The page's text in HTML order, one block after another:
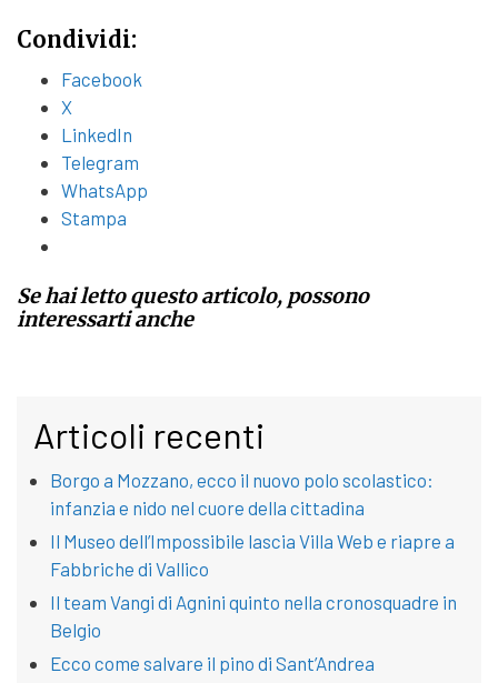
Condividi:
Facebook
X
LinkedIn
Telegram
WhatsApp
Stampa
Se hai letto questo articolo, possono
interessarti anche
Articoli recenti
Borgo a Mozzano, ecco il nuovo polo scolastico:
infanzia e nido nel cuore della cittadina
Il Museo dell’Impossibile lascia Villa Web e riapre a
Fabbriche di Vallico
Il team Vangi di Agnini quinto nella cronosquadre in
Belgio
Ecco come salvare il pino di Sant’Andrea